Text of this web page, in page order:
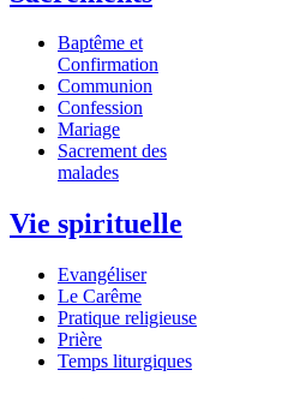
Baptême et
Confirmation
Communion
Confession
Mariage
Sacrement des
malades
Vie spirituelle
Evangéliser
Le Carême
Pratique religieuse
Prière
Temps liturgiques